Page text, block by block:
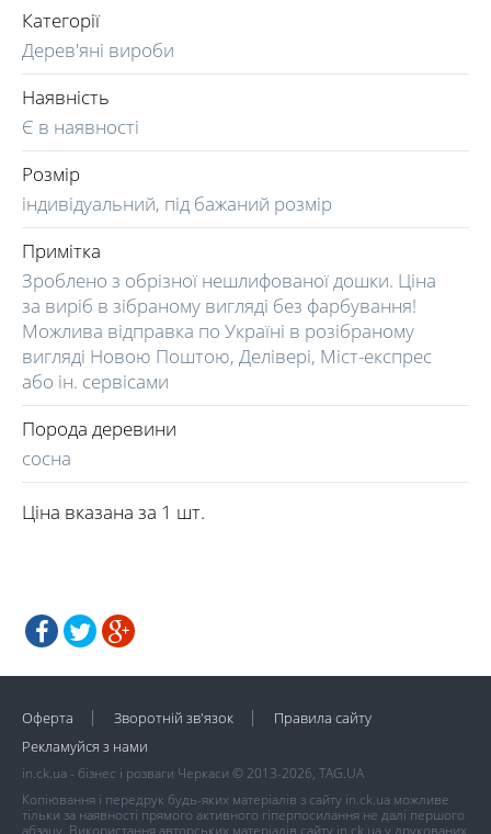
Категорії
Дерев'яні вироби
Наявність
Є в наявності
Розмір
індивідуальний, під бажаний розмір
Примітка
Зроблено з обрізної нешлифованої дошки. Ціна
за виріб в зібраному вигляді без фарбування!
Можлива відправка по Україні в розібраному
вигляді Новою Поштою, Делівері, Міст-експрес
або ін. сервісами
Порода деревини
сосна
Ціна вказана за 1 шт.
Оферта Зворотній зв'язок
Правила сайту
Рекламуйся з нами
in.ck.ua - бізнес і розваги Черкаси © 2013-2026, TAG.UA
Копіювання і передрук будь-яких матеріалів з сайту in.ck.ua можливе
тільки за наявності прямого активного гіперпосилання не далі першого
абзацу. Використання авторських матеріалів сайту in.ck.ua у друкованих